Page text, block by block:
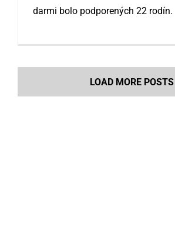
darmi bolo podporených 22 rodín.
LOAD MORE POSTS